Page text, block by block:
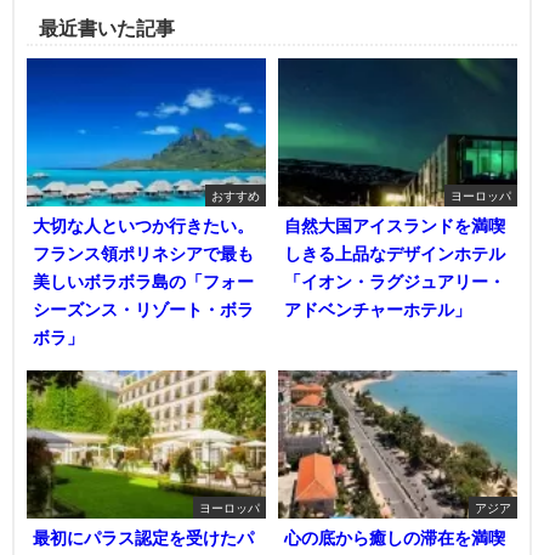
最近書いた記事
おすすめ
大切な人といつか行きたい。
フランス領ポリネシアで最も
美しいボラボラ島の「フォー
シーズンス・リゾート・ボラ
ボラ」
ヨーロッパ
自然大国アイスランドを満喫
しきる上品なデザインホテル
「イオン・ラグジュアリー・
アドベンチャーホテル」
ヨーロッパ
最初にパラス認定を受けたパ
アジア
心の底から癒しの滞在を満喫